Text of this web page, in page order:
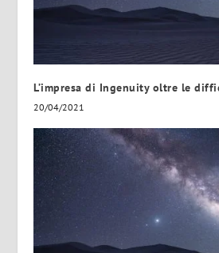
L’impresa di Ingenuity oltre le
20/04/2021